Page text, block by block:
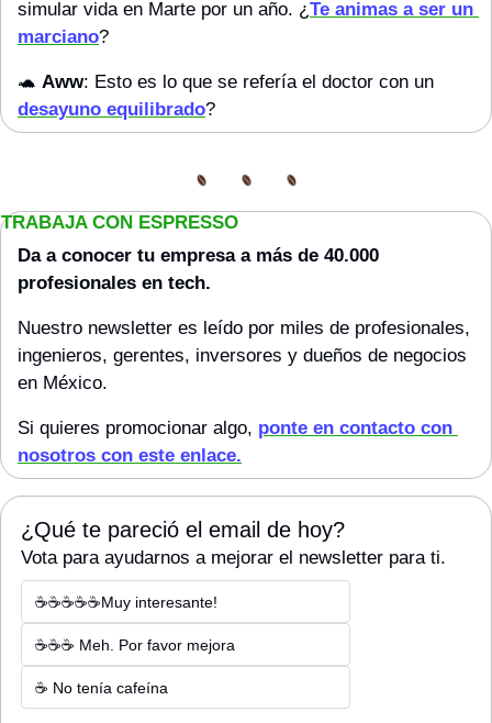
simular vida en Marte por un año. ¿Te animas a ser un
marciano?
🐢 Aww
desayuno equilibrado?
TRABAJA CON ESPRESSO
Da a conocer tu empresa a más de 40.000
profesionales en tech.
Nuestro newsletter es leído por miles de profesionales,
ingenieros, gerentes, inversores y dueños de negocios
en México.
Si quieres promocionar algo, ponte en contacto con
nosotros con este enlace.
¿Qué te pareció el email de hoy?
Vota para ayudarnos a mejorar el newsletter para ti.
☕☕☕☕☕Muy interesante!
☕☕☕ Meh. Por favor mejora
☕ No tenía cafeína